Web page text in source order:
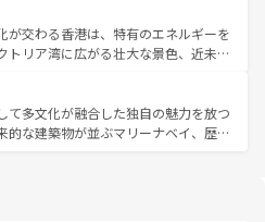
ンミー、ベトナムコーヒーなどは、ぜ
。どの地域を訪れてもあたたかい人々
れるので、きっと忘れられない旅にな
る。北部ではチェンマイなどの山岳地
、南部ではプーケットやクラビの美し
気分を楽しむことができる。タイ料理
中温暖で、どの季節にも異なる楽しみ
みやすいタイの人々、仏教を中心とし
な観光資源が、訪れる旅人を魅了し続
が交わる香港は、特有のエネルギーを
トリア湾に広がる壮大な景色、近未来
感動するはず。観光スポットが密集し
どころを回れるのも魅力。息をのむよ
な体験まで、香港を存分に楽しみ尽く
て多文化が融合した独自の魅力を放つ
的な建築物が並ぶマリーナベイ、歴史